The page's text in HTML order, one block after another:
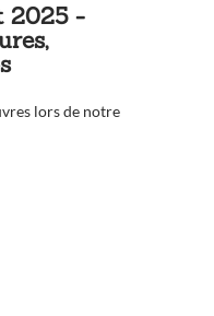
2025 -
lors de notre